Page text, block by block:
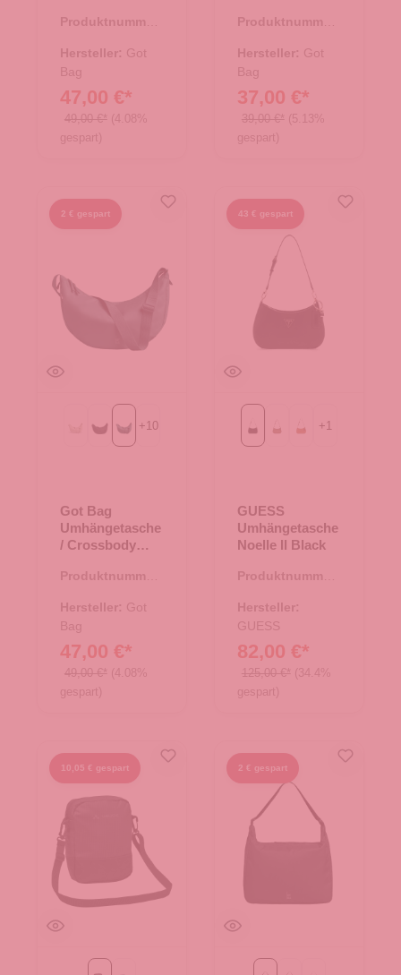
Produktnummer:
Hersteller: Got
Bag
47,00 €*
49,00 €* (4.08%
gespart)
Produktnummer:
Hersteller: Got
Bag
37,00 €*
39,00 €* (5.13%
gespart)
2 € gespart
Beach Foam
Blacksea teal mono
+ 10
Got Bag
Umhängetasche
/ Crossbody
sea teal mono
Produktnummer:
Hersteller: Got
Bag
47,00 €*
49,00 €* (4.08%
gespart)
43 € gespart
BlackLatte Logo/Brown
Light Cognac
+ 1
GUESS
Umhängetasche
Noelle II Black
Produktnummer:
Hersteller:
GUESS
82,00 €*
125,00 €* (34.4%
gespart)
10,05 € gespart 2 € gespart